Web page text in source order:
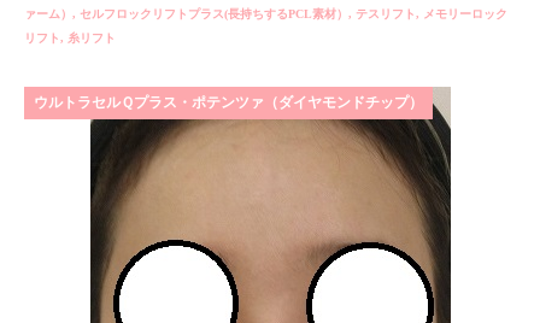
ァーム） , セルフロックリフトプラス(長持ちするPCL素材） , テスリフト,
メモリーロック
リフト, 糸リフト
ウルトラセルＱプラス・ポテンツァ（ダイヤモンドチップ）